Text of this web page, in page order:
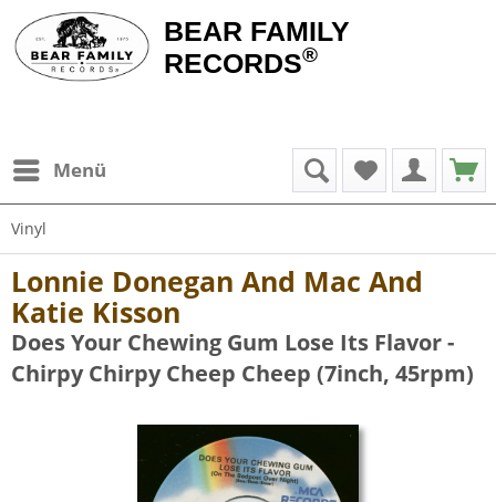
BEAR FAMILY
RECORDS®
Menü
Vinyl
Lonnie Donegan And Mac And
Katie Kisson
Does Your Chewing Gum Lose Its Flavor -
Chirpy Chirpy Cheep Cheep (7inch, 45rpm)